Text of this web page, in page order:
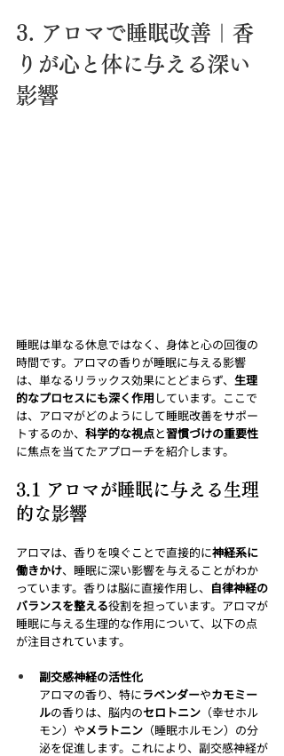
3. アロマで睡眠改善｜香
りが心と体に与える深い
影響
睡眠は単なる休息ではなく、身体と心の回復の
時間です。アロマの香りが睡眠に与える影響
は、単なるリラックス効果にとどまらず、 生理
的なプロセスにも深く作用 しています。ここで
は、アロマがどのようにして睡眠改善をサポー
トするのか、 科学的な視点と習慣づけの重要性
に焦点を当てたアプローチを紹介します。
3.1 アロマが睡眠に与える生理
的な影響
アロマは、香りを嗅ぐことで直接的に神経系に
働きかけ、睡眠に深い影響を与えることがわか
っています。香りは脳に直接作用し、 自律神経の
バランスを整える役割を担っています。アロマが
睡眠に与える生理的な作用について、以下の点
が注目されています。
副交感神経の活性化
アロマの香り、特にラベンダーやカモミー
ルの香りは、脳内のセロトニン （幸せホル
モン）やメラトニン （睡眠ホルモン）の分
泌を促進します。これにより、副交感神経が